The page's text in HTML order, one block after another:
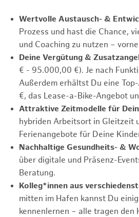
Wertvolle Austausch- &
Prozess und hast die Chance,
und Coaching zu nutzen –
Deine Vergütung &
€ - 95.000,00 €). Je nach
Außerdem erhältst Du eine
€, das Lease-a-Bike-Angebot
Attraktive Zeitmodelle für
hybriden Arbeitsort in Gleitzeit
Ferienangebote für Deine
Nachhaltige Gesundheits- &
über digitale und Präsenz-
Beratung.
Kolleg*innen aus
mitten im Hafen kannst Du
kennenlernen – alle tragen den